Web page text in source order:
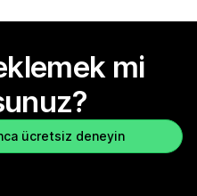
mi
ücretsiz deneyin